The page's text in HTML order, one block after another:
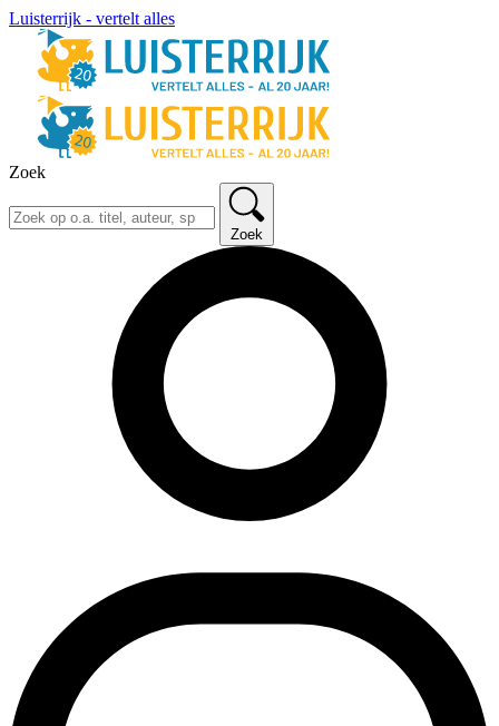
Luisterrijk - vertelt alles
Zoek
Zoek